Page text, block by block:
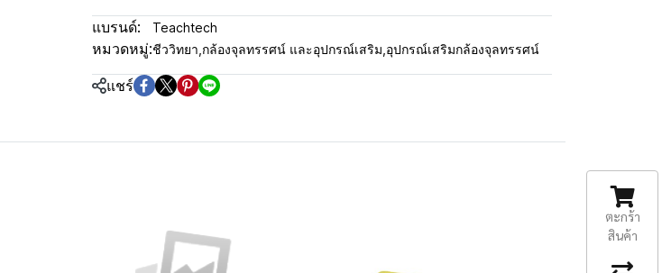
แบรนด์: Teachtech
หมวดหมู่:ชีววิทยา กล้องจุลทรรศน์ และอุปกรณ์เสริม อุปกรณ์เสริมกล้องจุลทรรศน์
แชร์
ตะกร้า
สินค้า